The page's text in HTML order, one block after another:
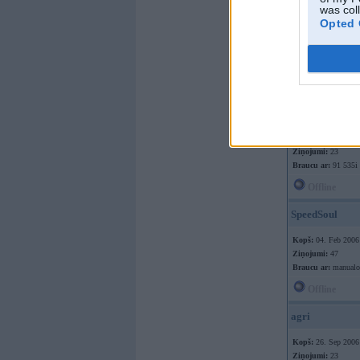
was
Opted
Ziņojumi:3210
Offline
Ziņojumi: 23
Braucu ar: 91 535i
SpeedSoul
Kopš: 04. Feb 2006
Ziņojumi: 47
Braucu ar:
agri
Kopš: 26. Sep 2006
Ziņojumi: 23